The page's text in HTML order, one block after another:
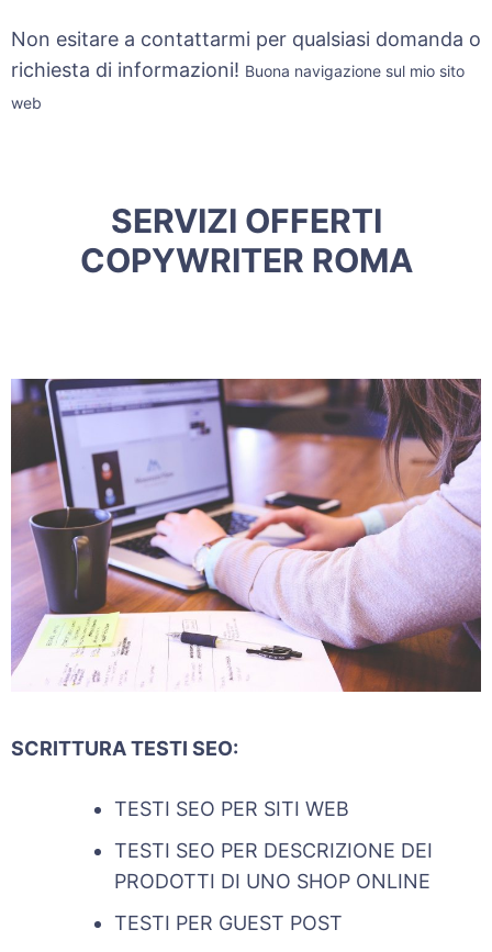
Non esitare a contattarmi per qualsiasi domanda o
richiesta di informazioni! Buona navigazione sul mio sito
web
SERVIZI OFFERTI
COPYWRITER ROMA
SCRITTURA TESTI SEO:
TESTI SEO PER SITI WEB
TESTI SEO PER DESCRIZIONE DEI
PRODOTTI DI UNO SHOP ONLINE
TESTI PER GUEST POST